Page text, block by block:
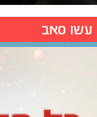
עשו סאב